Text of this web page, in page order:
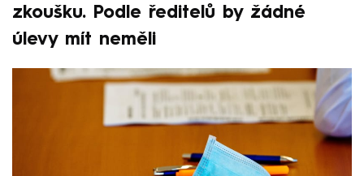
zkoušku. Podle ředitelů by žádné
úlevy mít neměli